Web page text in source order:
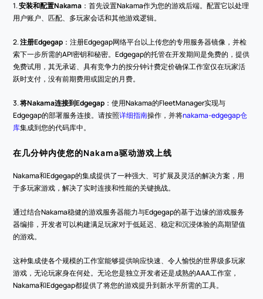
1. 安装和配置Nakama ：首先设置Nakama作为您的游戏后端。配置它以处理
用户账户、匹配、多玩家会话和其他游戏逻辑。
2. 注册Edgegap ：注册Edgegap网络平台以上传您的专用服务器镜像，并检
索下一步所需的API密钥和秘密。Edgegap的托管在开发期间是免费的，提供
免费试用，其无承诺、具有竞争力的按分钟计费定价确保工作室仅在玩家活
跃时支付，没有前期费用或固定的月费。
3. 将Nakama连接到Edgegap ：使用Nakama的FleetManager实现与
Edgegap的部署服务连接。请按照详细指南操作，并将nakama-edgegap仓
库集成到您的代码库中。
在几分钟内使您的Nakama驱动游戏上线
Nakama和Edgegap的集成提供了一种强大、可扩展及灵活的解决方案，用
于多玩家游戏，解决了实时连接和性能的关键挑战。
通过结合Nakama稳健的游戏服务器能力与Edgegap的基于边缘的游戏服务
器编排，开发者可以构建满足玩家对于低延迟、稳定和沉浸体验的高期望值
的游戏。
这种集成使各个规模的工作室能够提供响应快速、令人愉悦的世界级多玩家
游戏，无论玩家身在何处。无论您是独立开发者还是成熟的AAA工作室，
Nakama和Edgegap都提供了将您的游戏提升到新水平所需的工具。